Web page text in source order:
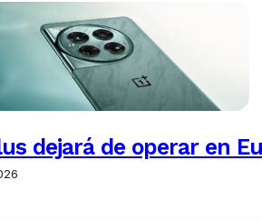
dejará de operar en